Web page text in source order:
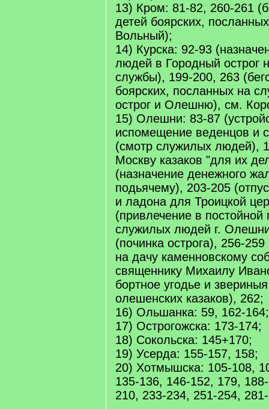
13) Кром: 81-82, 260-261
детей боярских,
Вольный);
14) Курска: 92-93
людей в Городный острог
службы), 199-200, 263
боярских, посланных на
острог и Олешню), см.
15) Олешни: 83-87
испомещение веденцов и
(смотр служилых людей),
Москву казаков "для их
(назначение денежного
подьячему), 203-205
и ладона для Троицкой
(привлечение в постойной
служилых людей г.
(починка острога), 256-
на дачу каменновскому
священнику Михаилу
бортное угодье и
олешенских казаков), 262;
16) Ольшанка: 59, 162-164;
17) Острогожска: 173-174;
18) Сокольска: 145+170;
19) Усерда: 155-157, 158;
20) Хотмышска: 105-108,
135-136, 146-152, 179,
210, 233-234, 251-254,